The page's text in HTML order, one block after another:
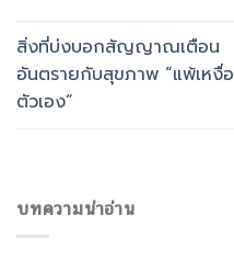
สิ่งที่บ่งบอกสัญญาณเตือน
อันตรายกับสุขภาพ “แพ้เหงื่อ
ตัวเอง”
บทความน่าอ่าน